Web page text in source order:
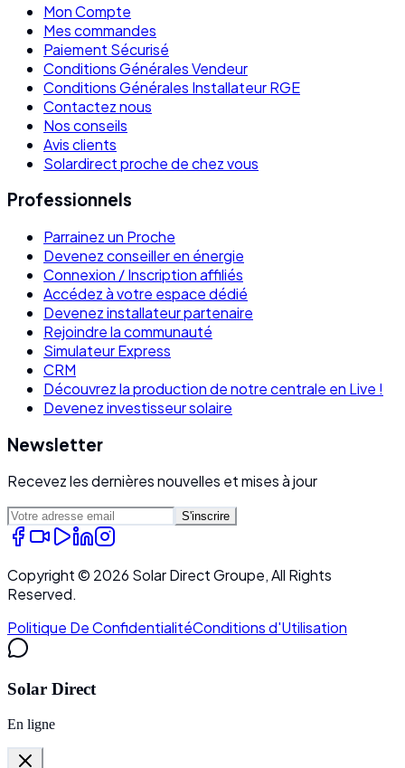
Mon Compte
Mes commandes
Paiement Sécurisé
Conditions Générales Vendeur
Conditions Générales Installateur RGE
Contactez nous
Nos conseils
Avis clients
Solardirect proche de chez vous
Professionnels
Parrainez un Proche
Devenez conseiller en énergie
Connexion / Inscription affiliés
Accédez à votre espace dédié
Devenez installateur partenaire
Rejoindre la communauté
Simulateur Express
CRM
Découvrez la production de notre centrale en Live !
Devenez investisseur solaire
Newsletter
Recevez les dernières nouvelles et mises à jour
S'inscrire
Copyright © 2026 Solar Direct Groupe, All Rights
Reserved.
Politique De ConfidentialitéConditions d'Utilisation
Solar Direct
En ligne